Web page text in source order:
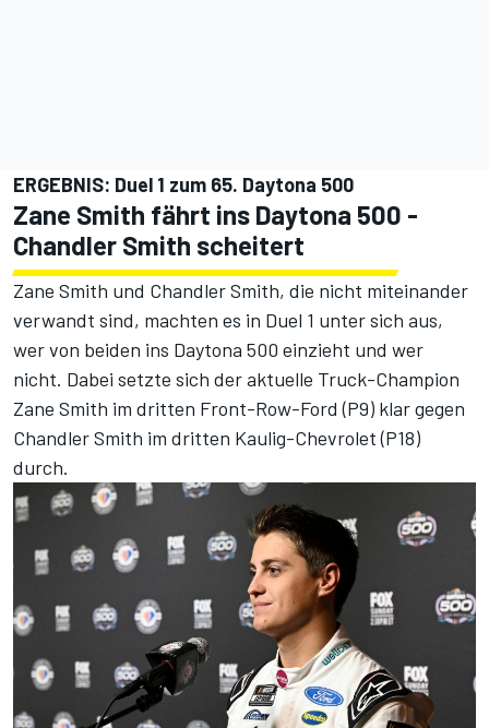
ERGEBNIS: Duel 1 zum 65. Daytona 500
Zane Smith fährt ins Daytona 500 -
Chandler Smith scheitert
Zane Smith und Chandler Smith, die nicht miteinander
verwandt sind, machten es in Duel 1 unter sich aus,
wer von beiden ins Daytona 500 einzieht und wer
nicht. Dabei setzte sich der aktuelle Truck-Champion
Zane Smith im dritten Front-Row-Ford (P9) klar gegen
Chandler Smith im dritten Kaulig-Chevrolet (P18)
durch.